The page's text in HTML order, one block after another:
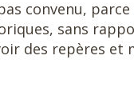
convenu,
sans
des repères et